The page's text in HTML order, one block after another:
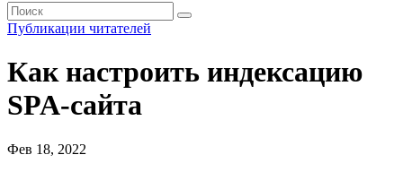
Публикации читателей
Как настроить индексацию
SPA-сайта
Фев 18, 2022